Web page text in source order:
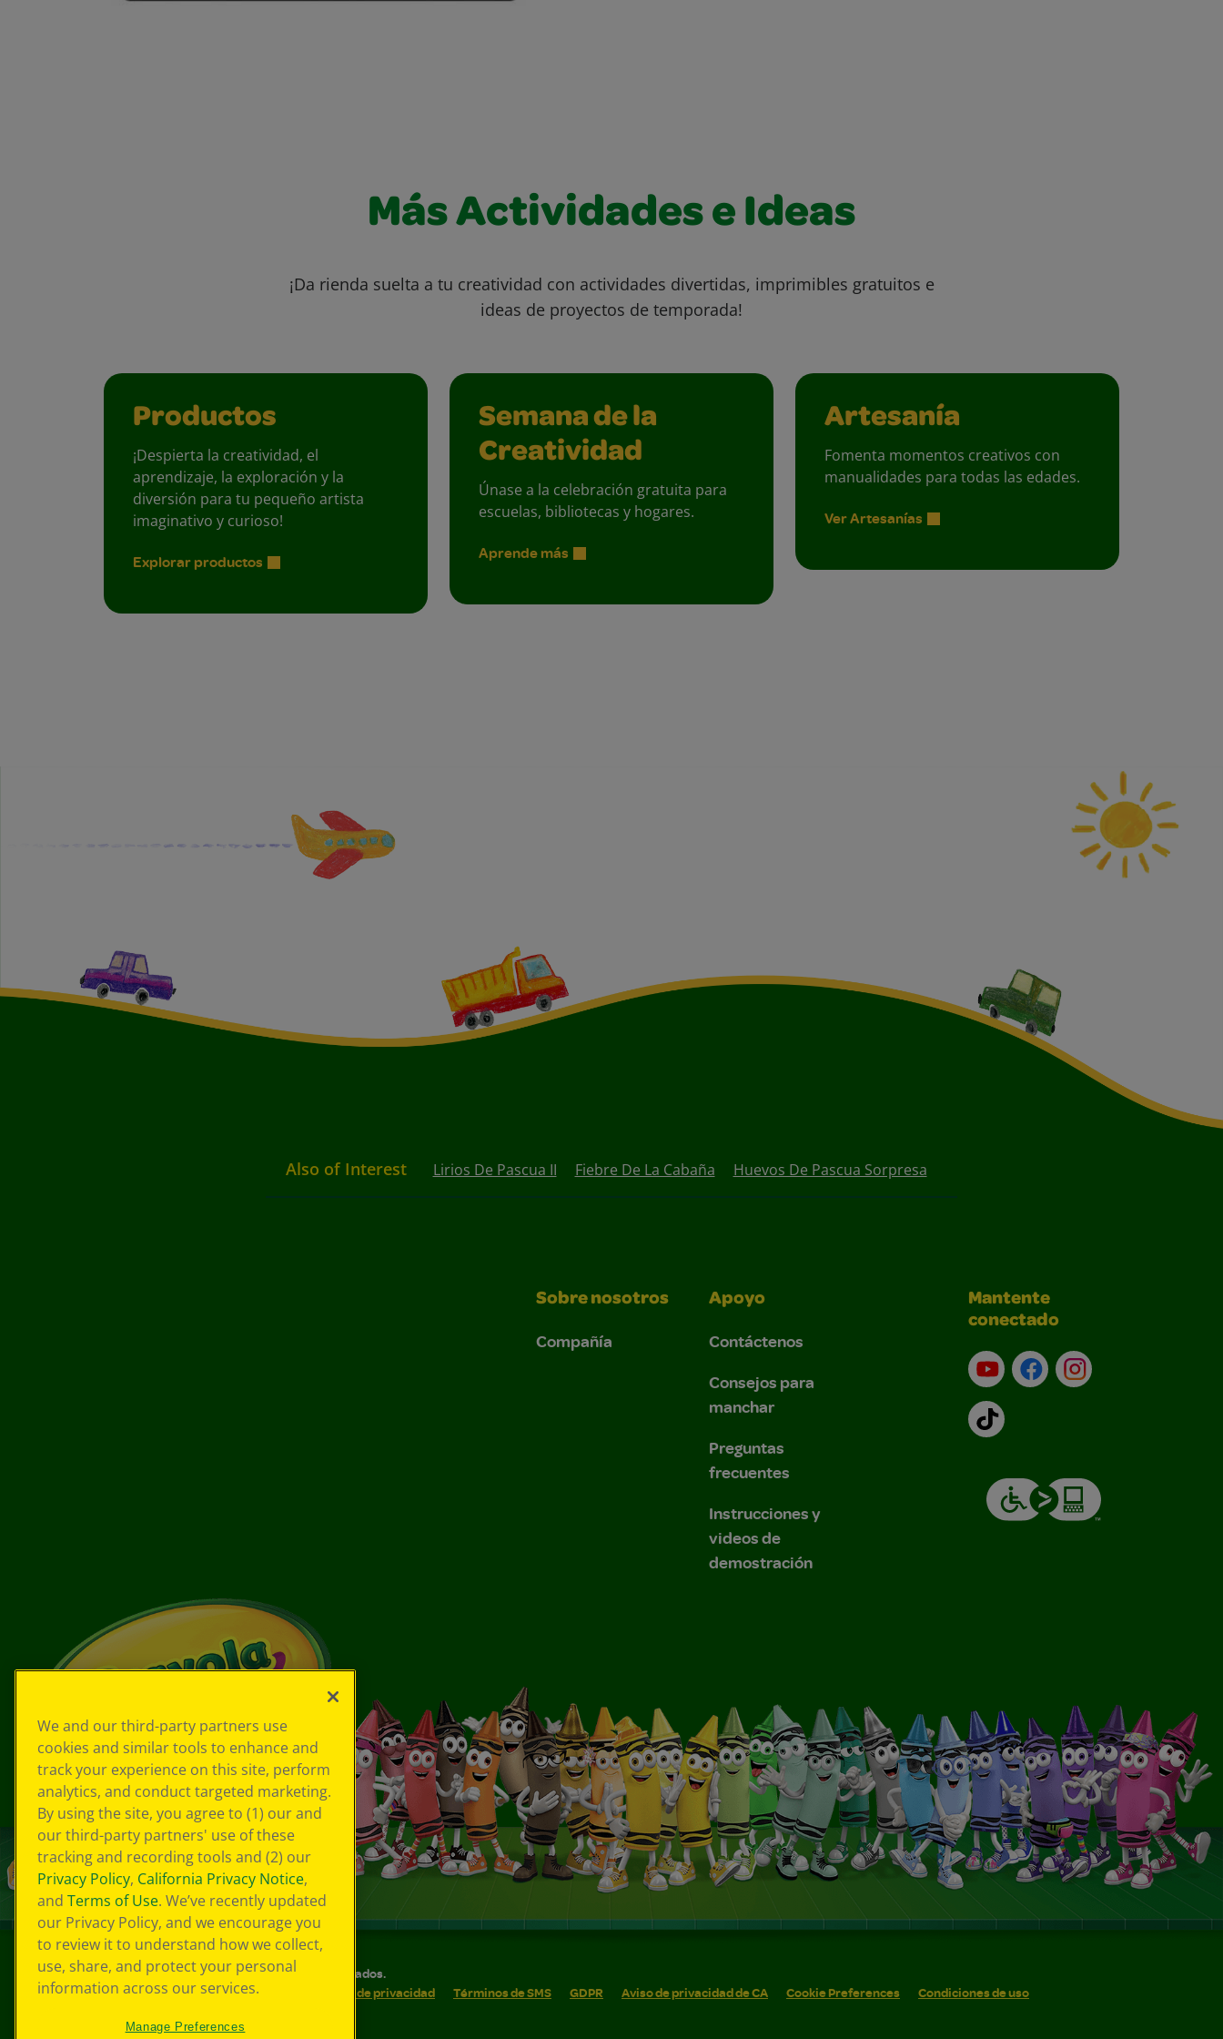
Más Actividades e Ideas
¡Da rienda suelta a tu creatividad con actividades divertidas, imprimibles gratuitos e
ideas de proyectos de temporada!
Productos
¡Despierta la creatividad, el
aprendizaje, la exploración y la
diversión para tu pequeño artista
imaginativo y curioso!
Explorar productos
Semana de la
Creatividad
Únase a la celebración gratuita para
escuelas, bibliotecas y hogares.
Aprende más
Artesanía
Fomenta momentos creativos con
manualidades para todas las edades.
Ver Artesanías
Also of Interest Lirios De Pascua II Fiebre De La Cabaña Huevos De Pascua Sorpresa
Sobre nosotros
Compañía
Apoyo
Contáctenos
Consejos para
manchar
Preguntas
frecuentes
Instrucciones y
videos de
demostración
Mantente
conectado
YouTube (en inglés)
Facebook (en inglés)
Instagram (en
TikTok
© 2026 Crayola® Todos los derechos reservados.
Sus opciones de privacidad
Política de privacidad Términos de SMS GDPR Aviso de privacidad de CA Cookie Preferences
Condiciones de uso
We and our third-party partners use
cookies and similar tools to enhance and
track your experience on this site, perform
analytics, and conduct targeted marketing.
By using the site, you agree to (1) our and
our third-party partners' use of these
tracking and recording tools and (2) our
Privacy Policy, California Privacy Notice,
and Terms of Use. We’ve recently updated
our Privacy Policy, and we encourage you
to review it to understand how we collect,
use, share, and protect your personal
information across our services.
Manage Preferences